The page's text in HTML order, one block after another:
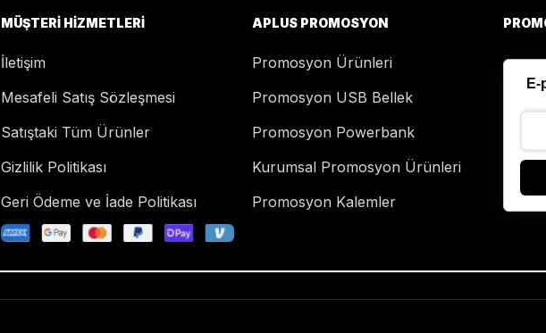
MÜŞTERI HIZMETLERI
İletişim
Mesafeli Satış Sözleşmesi
Satıştaki Tüm Ürünler
Gizlilik Politikası
Geri Ödeme ve İade Politikası
APLUS PROMOSYON
Promosyon Ürünleri
Promosyon USB Bellek
Promosyon Powerbank
Kurumsal Promosyon Ürünleri
Promosyon Kalemler
E-